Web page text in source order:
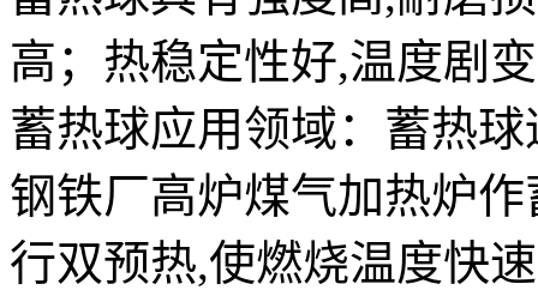
高；热稳定性好,温度剧
蓄热球应用领域：蓄热
钢铁厂高炉煤气加热炉
行双预热,使燃烧温度快